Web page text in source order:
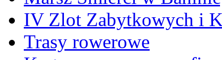
IV Zlot Zabytkowych i
Trasy rowerowe